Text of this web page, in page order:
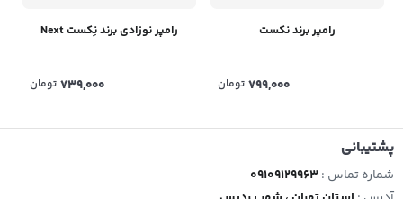
رامپر برند نکست
799,000 تومان
رامپر نوزادی برند نِکست Next
739,000 تومان
پشتیبانی
شماره تماس :09109129963